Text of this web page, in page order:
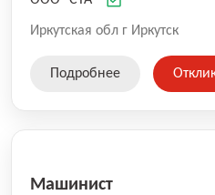
производственных
кадровыми ресурсами для
работы транспорта и
Иркутская обл г Иркутск
Подробнее
Машинист